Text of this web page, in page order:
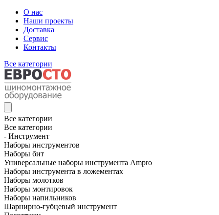
О нас
Наши проекты
Доставка
Сервис
Контакты
Все категории
Все категории
Все категории
- Инструмент
Наборы инструментов
Наборы бит
Универсальные наборы инструмента Ampro
Наборы инструмента в ложементах
Наборы молотков
Наборы монтировок
Наборы напильников
Шарнирно-губцевый инструмент